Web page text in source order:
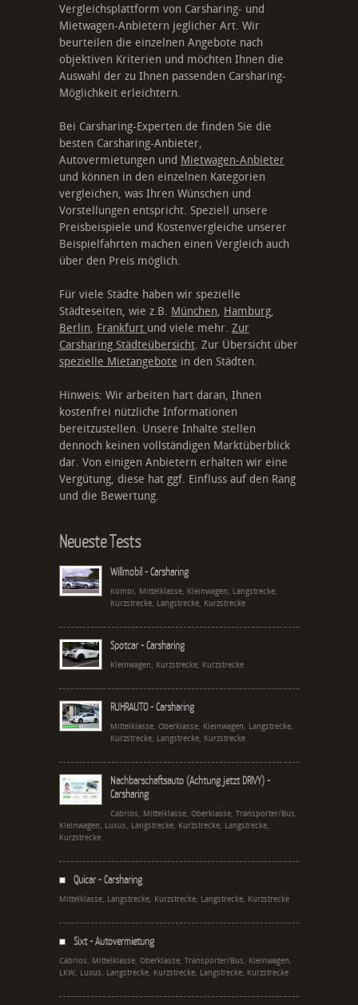
Vergleichsplattform von Carsharing- und
Mietwagen-Anbietern jeglicher Art. Wir
beurteilen die einzelnen Angebote nach
objektiven Kriterien und möchten Ihnen die
Auswahl der zu Ihnen passenden Carsharing-
Möglichkeit erleichtern.
Bei Carsharing-Experten.de finden Sie die
besten Carsharing-Anbieter,
Autovermietungen und Mietwagen-Anbieter
und können in den einzelnen Kategorien
vergleichen, was Ihren Wünschen und
Vorstellungen entspricht. Speziell unsere
Preisbeispiele und Kostenvergleiche unserer
Beispielfahrten machen einen Vergleich auch
über den Preis möglich.
Für viele Städte haben wir spezielle
Städteseiten, wie z.B. München, Hamburg,
Berlin, Frankfurt und viele mehr. Zur
Carsharing Städteübersicht. Zur Übersicht über
spezielle Mietangebote in den Städten.
Hinweis: Wir arbeiten hart daran, Ihnen
kostenfrei nützliche Informationen
bereitzustellen. Unsere Inhalte stellen
dennoch keinen vollständigen Marktüberblick
dar. Von einigen Anbietern erhalten wir eine
Vergütung, diese hat ggf. Einfluss auf den Rang
und die Bewertung.
Neueste Tests
Willmobil - Carsharing
Kombi, Mittelklasse, Kleinwagen, Langstrecke,
Kurzstrecke, Langstrecke, Kurzstrecke
Spotcar - Carsharing
Kleinwagen, Kurzstrecke, Kurzstrecke
RUHRAUTO - Carsharing
Mittelklasse, Oberklasse, Kleinwagen, Langstrecke,
Kurzstrecke, Langstrecke, Kurzstrecke
Nachbarschaftsauto (Achtung jetzt DRIVY) -
Carsharing
Cabrios, Mittelklasse, Oberklasse, Transporter/Bus,
Kleinwagen, Luxus, Langstrecke, Kurzstrecke, Langstrecke,
Kurzstrecke
Quicar - Carsharing
Mittelklasse, Langstrecke, Kurzstrecke, Langstrecke, Kurzstrecke
Sixt - Autovermietung
Cabrios, Mittelklasse, Oberklasse, Transporter/Bus, Kleinwagen,
LKW, Luxus, Langstrecke, Kurzstrecke, Langstrecke, Kurzstrecke